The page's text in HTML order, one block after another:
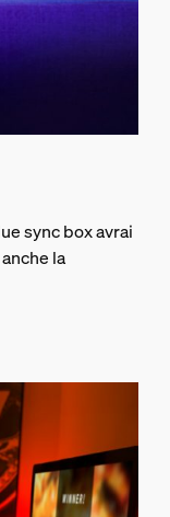
sync box avrai
la